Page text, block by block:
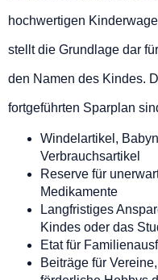
hochwertigen
stellt die Grundlage dar
den Namen des Kindes.
fortgeführten Sparplan
Windelartikel,
Verbrauchsartikel
Reserve für
Medikamente
Langfristiges
Kindes oder das
Etat für
Beiträge für